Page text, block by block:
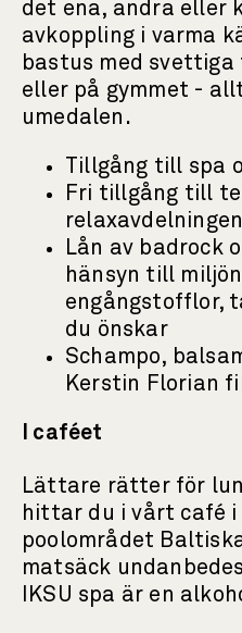
det ena, andra eller
avkoppling i varma
bastus med
eller på gymmet -
umedalen.
Tillgång till spa
Fri tillgång till te
Lån av badrock
hänsyn till
engångstofflor,
du önskar
Schampo,
Kerstin Florian
I caféet
Lättare rätter för
hittar du i vårt café
poolområdet
matsäck
IKSU spa är en